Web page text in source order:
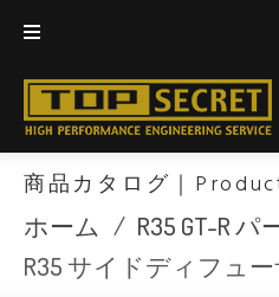
商品カタログ｜
ホーム / R35 GT-R パ
R35 サイドディフュー